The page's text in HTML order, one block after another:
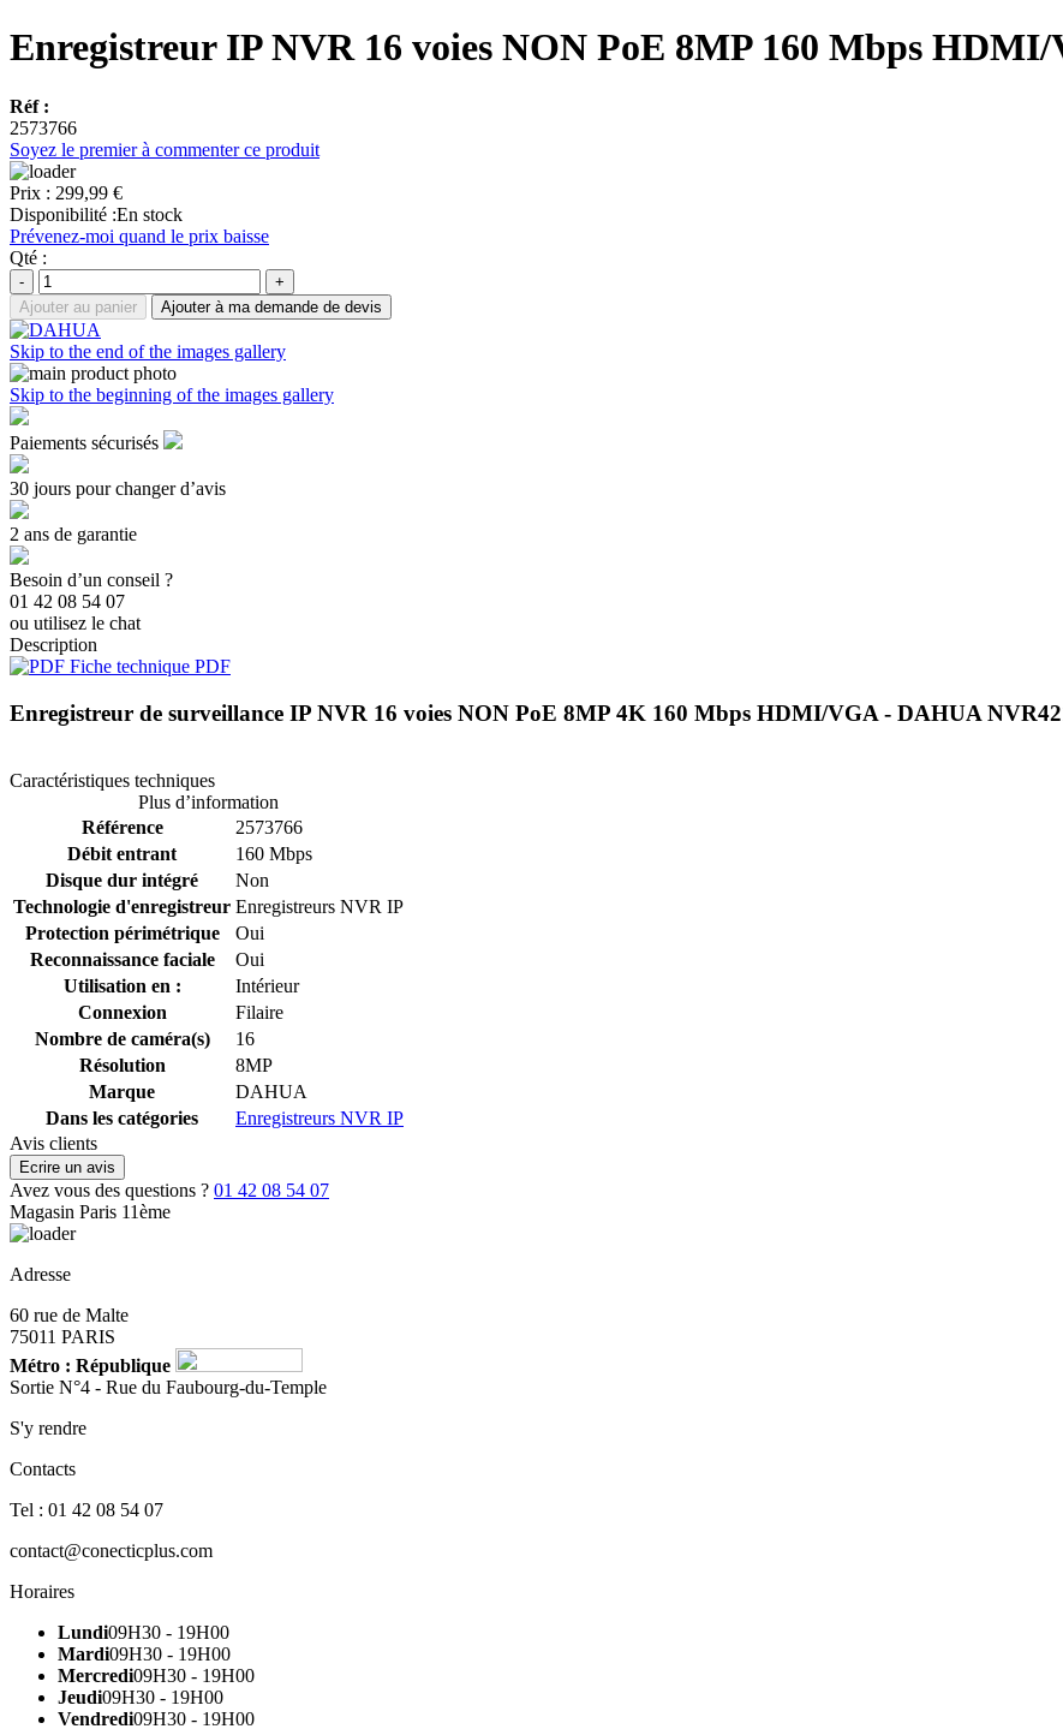
Enregistreur IP NVR 16 voies NON PoE 8MP 160 Mbps
Réf :
2573766
Soyez le premier à commenter ce produit
Prix : 299,99 €
Disponibilité :En stock
Prévenez-moi quand le prix baisse
Qté :
-
+
Ajouter au panier
Ajouter à ma demande de devis
Skip to the end of the images gallery
Skip to the beginning of the images gallery
Paiements sécurisés
30 jours pour changer d’avis
2 ans de garantie
Besoin d’un conseil ?
01 42 08 54 07
ou utilisez le chat
Description
Fiche technique PDF
Enregistreur de surveillance IP NVR 16 voies NON PoE 8MP 4K 160 Mbps HDMI/VGA - DAHUA
Caractéristiques techniques
Plus d’information
Référence
2573766
Débit entrant
160 Mbps
Disque dur intégré
Non
Technologie d'enregistreur Enregistreurs NVR IP
Protection périmétrique
Oui
Reconnaissance faciale
Oui
Utilisation en :
Intérieur
Connexion
Filaire
Nombre de caméra(s)
16
Résolution
8MP
Marque
DAHUA
Dans les catégories
Enregistreurs NVR IP
Avis clients
Ecrire un avis
Avez vous des questions ? 01 42 08 54 07
Magasin Paris 11ème
Adresse
60 rue de Malte
75011 PARIS
Métro : République
Sortie N°4 - Rue du Faubourg-du-Temple
S'y rendre
Contacts
Tel : 01 42 08 54 07
contact@conecticplus.com
Horaires
Lundi09H30 - 19H00
Mardi09H30 - 19H00
Mercredi09H30 - 19H00
Jeudi09H30 - 19H00
Vendredi09H30 - 19H00